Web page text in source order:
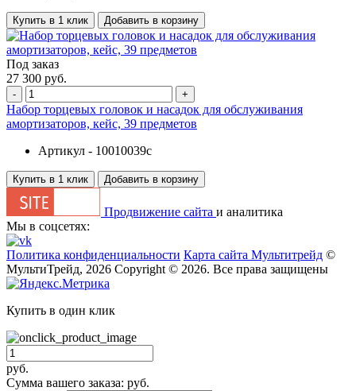
Купить в 1 клик Добавить в корзину
Под заказ
27 300 руб.
- +
Набор торцевых головок и насадок для обслуживания
амортизаторов, кейс, 39 предметов
Артикул - 10010039c
Купить в 1 клик Добавить в корзину
Продвижение сайта и аналитика
Мы в соцсетях:
Политика конфиденциальности Карта сайта Мультитрейд ©
МультиТрейд, 2026 Copyright © 2026. Все права защищены
Купить в один клик
руб.
Сумма вашего заказа: руб.